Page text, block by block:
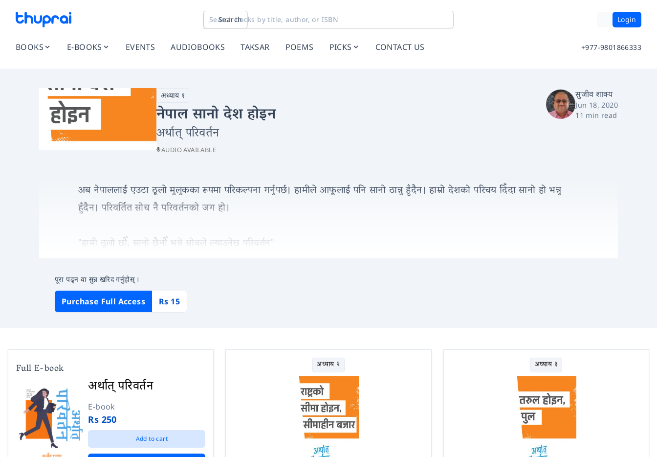
Search Login
BOOKS E-BOOKS EVENTS AUDIOBOOKS TAKSAR POEMS PICKS CONTACT US +977-9801866333
अध्याय १
नेपाल सानो देश होइन
अर्थात् परिवर्तन
सुजीव शाक्य
Jun 18, 2020
11 min read
AUDIO AVAILABLE
अब नेपाललाई एउटा ठूलो मुलुकका रूपमा परिकल्पना गर्नुपर्छ। हामीले आफूलाई पनि सानो ठान्नु हुँदैन। हाम्रो देशको परिचय दिँदा सानो हो भन्नु
हुँदैन। परिवर्तित सोच नै परिवर्तनको जग हो।
"हामी ठूलो छौँ, सानो छैनौँ भन्ने सोचले ल्याउनेछ परिवर्तन"
पूरा पढ्न वा सुन्न खरिद गर्नुहोस् ।
Purchase Full Access Rs 15
Full E-book
अर्थात् परिवर्तन
E-book
Rs 250
Add to cart
अध्याय २ अध्याय ३